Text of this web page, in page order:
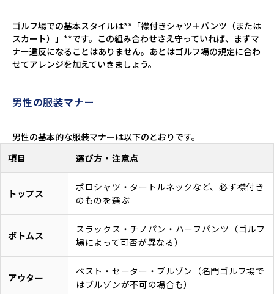
ゴルフ場での基本スタイルは**「襟付きシャツ＋パンツ（または
スカート）」**です。この組み合わせさえ守っていれば、まずマ
ナー違反になることはありません。あとはゴルフ場の規定に合わ
せてアレンジを加えていきましょう。
男性の服装マナー
男性の基本的な服装マナーは以下のとおりです。
項目
選び方・注意点
トップス
ポロシャツ・タートルネックなど、必ず襟付き
のものを選ぶ
ボトムス
スラックス・チノパン・ハーフパンツ（ゴルフ
場によって可否が異なる）
アウター
ベスト・セーター・ブルゾン（名門ゴルフ場で
はブルゾンが不可の場合も）